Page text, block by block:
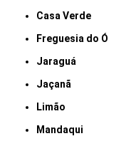
Casa Verde
Freguesia do Ó
Jaraguá
Jaçanã
Limão
Mandaqui